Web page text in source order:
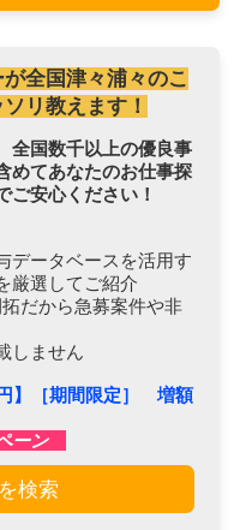
全国津々浦々のこ
リ教えます！
全国数千以上の優良事
めてあなたのお仕事探
ご安心ください！
データベースを活用す
厳選してご紹介
だから急募案件や非
しません
】［期間限定］ 増額
ーン
検索